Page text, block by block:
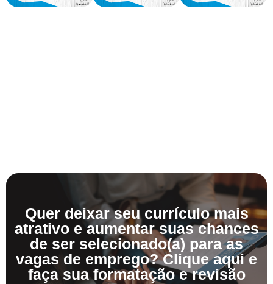
Quer deixar seu currículo mais
atrativo e aumentar suas chances
de ser selecionado(a) para as
vagas de emprego? Clique aqui e
faça sua formatação e revisão